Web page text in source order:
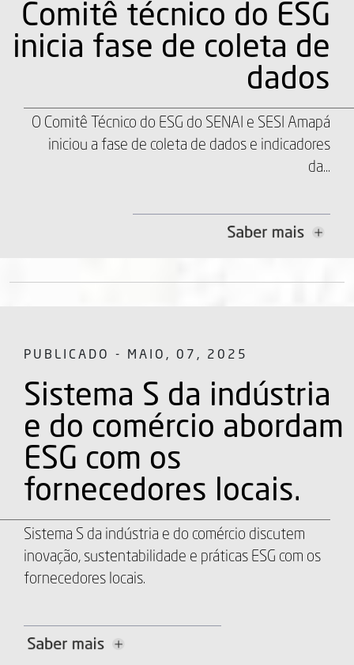
Comitê técnico do ESG
inicia fase de coleta de
dados
O Comitê Técnico do ESG do SENAI e SESI Amapá
iniciou a fase de coleta de dados e indicadores
da...
PUBLICADO - MAIO, 07, 2025
Sistema S da indústria
e do comércio abordam
ESG com os
fornecedores locais.
Sistema S da indústria e do comércio discutem
inovação, sustentabilidade e práticas ESG com os
fornecedores locais.